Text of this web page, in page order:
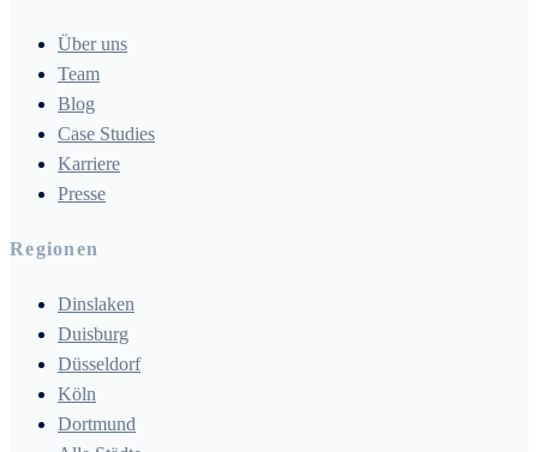
Über uns
Team
Blog
Case Studies
Karriere
Presse
Regionen
Dinslaken
Duisburg
Düsseldorf
Köln
Dortmund